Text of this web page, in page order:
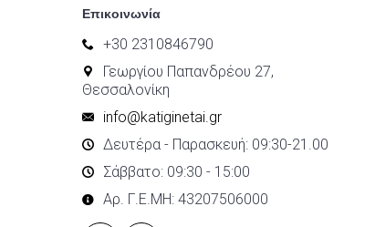
Επικοινωνία
+30 2310846790
Γεωργίου Παπανδρέου 27,
Θεσσαλονίκη
info@katiginetai.gr
Δευτέρα - Παρασκευή: 09:30-21.00
Σάββατο: 09:30 - 15:00
Αρ. Γ.Ε.ΜΗ: 43207506000